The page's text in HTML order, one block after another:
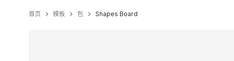
首页 模板 包 Shapes Board